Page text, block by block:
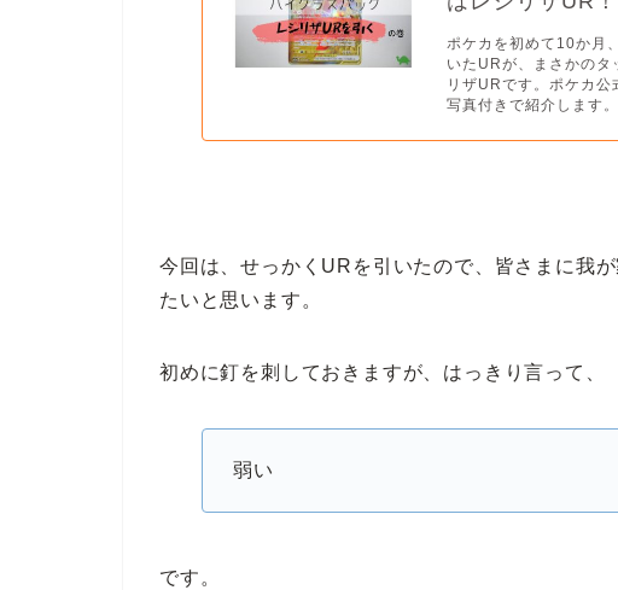
ポケカを初めて10か月
いたURが、まさかのタ
リザURです。ポケカ公
写真付きで紹介します
今回は、せっかくURを引いたので、皆さまに我
たいと思います。
初めに釘を刺しておきますが、はっきり言って、
弱い
です。